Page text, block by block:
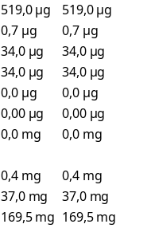
519,0 µg
519,0 µg
0,7 µg
0,7 µg
34,0 µg
34,0 µg
34,0 µg
34,0 µg
0,0 µg
0,0 µg
0,00 µg
0,00 µg
0,0 mg
0,0 mg
0,4 mg
0,4 mg
37,0 mg
37,0 mg
169,5 mg 169,5 mg